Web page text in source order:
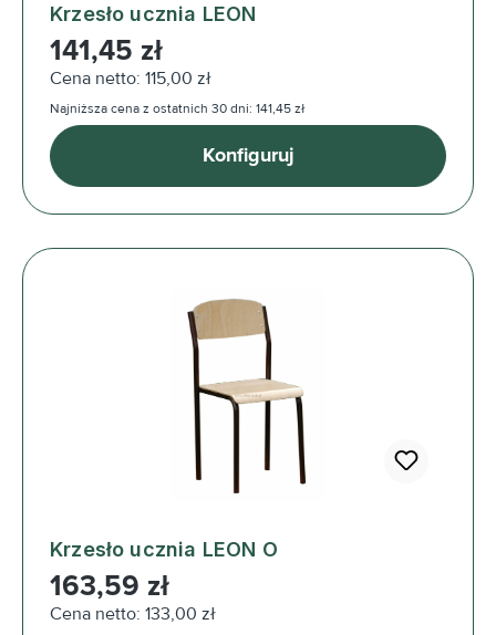
Krzesło ucznia LEON
Cena regularna:
141,45 zł
Cena netto: 115,00 zł
Najniższa cena z ostatnich 30 dni: 141,45 zł
Konfiguruj
Krzesło ucznia LEON O
Cena regularna:
163,59 zł
Cena netto: 133,00 zł